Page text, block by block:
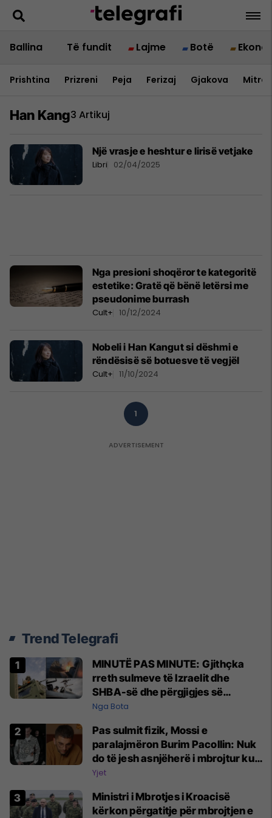
Ballina Të fundit Lajme Botë
Prishtina Prizreni Peja Ferizaj Gjakova
Han Kang3 Artikuj
Një vrasje e heshtur e lirisë vetjake
Libri 02/04/2025
Nga presioni shoqëror te kategoritë
estetike: Gratë që bënë letërsi me
pseudonime burrash
Cult+ 10/12/2024
Nobeli i Han Kangut si dëshmi e
rëndësisë së botuesve të vegjël
Cult+ 11/10/2024
1
Trend Telegrafi
MINUTË PAS MINUTE: Gjithçka
rreth sulmeve të Izraelit dhe
SHBA-së dhe përgjigjes së
Teheranit
Nga Bota
Pas sulmit fizik, Mossi e
paralajmëron Burim Pacollin: Nuk
do të jesh asnjëherë i mbrojtur kur
flet keq për punën e tjetrit
Yjet
Ministri i Mbrotjes i Kroacisë
kërkon përgatitje për mbrojtjen e